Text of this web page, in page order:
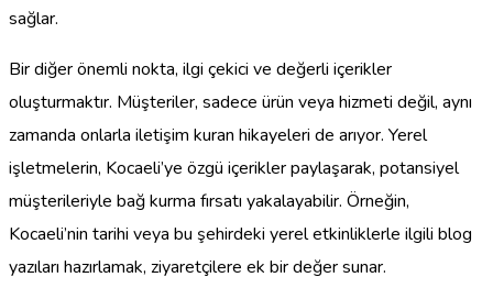
sağlar.
Bir diğer önemli nokta, ilgi çekici ve değerli içerikler
oluşturmaktır. Müşteriler, sadece ürün veya hizmeti değil, aynı
zamanda onlarla iletişim kuran hikayeleri de arıyor. Yerel
işletmelerin, Kocaeli’ye özgü içerikler paylaşarak, potansiyel
müşterileriyle bağ kurma fırsatı yakalayabilir. Örneğin,
Kocaeli’nin tarihi veya bu şehirdeki yerel etkinliklerle ilgili blog
yazıları hazırlamak, ziyaretçilere ek bir değer sunar.